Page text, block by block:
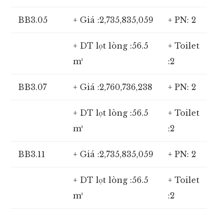
BB3.05 + Giá :2,735,835,059 + PN: 2
+ DT lọt lòng :56.5
m²
+ Toilet
:2
BB3.07 + Giá :2,760,736,238 + PN: 2
+ DT lọt lòng :56.5
m²
+ Toilet
:2
BB3.11 + Giá :2,735,835,059 + PN: 2
+ DT lọt lòng :56.5
m²
+ Toilet
:2